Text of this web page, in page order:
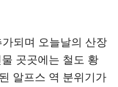
되며 오늘날의 산장
곳곳에는 철도 황
알프스 역 분위기가